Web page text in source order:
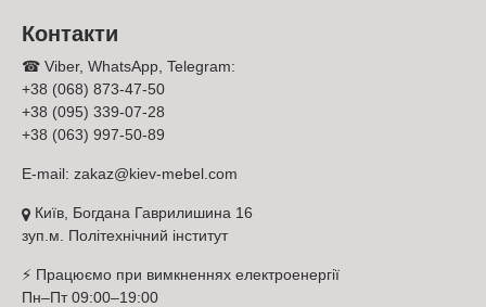
Контакти
☎ Viber, WhatsApp, Telegram:
+38 (068) 873-47-50
+38 (095) 339-07-28
+38 (063) 997-50-89
E-mail: zakaz@kiev-mebel.com
Київ, Богдана Гаврилишина 16
зуп.м. Політехнічний інститут
⚡ Працюємо при вимкненнях електроенергії
Пн–Пт 09:00–19:00